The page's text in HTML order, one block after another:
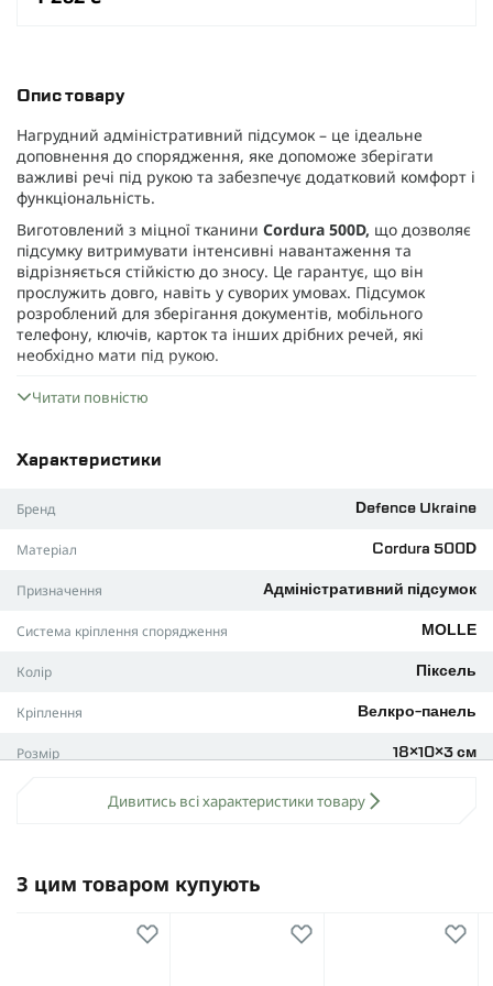
Опис товару
Нагрудний адміністративний підсумок – це ідеальне
доповнення до спорядження, яке допоможе зберігати
важливі речі під рукою та забезпечує додатковий комфорт і
функціональність.
Виготовлений з міцної тканини Cordura 500D, що дозволяє
підсумку витримувати інтенсивні навантаження та
відрізняється стійкістю до зносу. Це гарантує, що він
прослужить довго, навіть у суворих умовах. Підсумок
розроблений для зберігання документів, мобільного
телефону, ключів, карток та інших дрібних речей, які
необхідно мати під рукою.
Ми точно знаємо яка кількість дрібниць потрібна)
Завдякисистемі MOLLE,
всього необхідного. Він також оснащений
вологостійкою
вологи, навіть за несприятливих погодних умов.
На передній частині підсумка розташованаVelcro панель,
надаючи можливість кастомізувати ваше спорядження
Технічні характеристики:
Система кріплення: MOLLE.
Розмір: 18 × 10 × 3 см.
Велкро панель для патчів
мультикам
Читати повністю
Характеристики
Бренд Defence Ukraine
Матеріал Cordura 500D
Призначення Адміністративний підсумок
Система кріплення спорядження MOLLE
Колір Піксель
Кріплення Велкро-панель
Розмір 18×10×3 см
Дивитись всі характеристики товару
З цим товаром купують